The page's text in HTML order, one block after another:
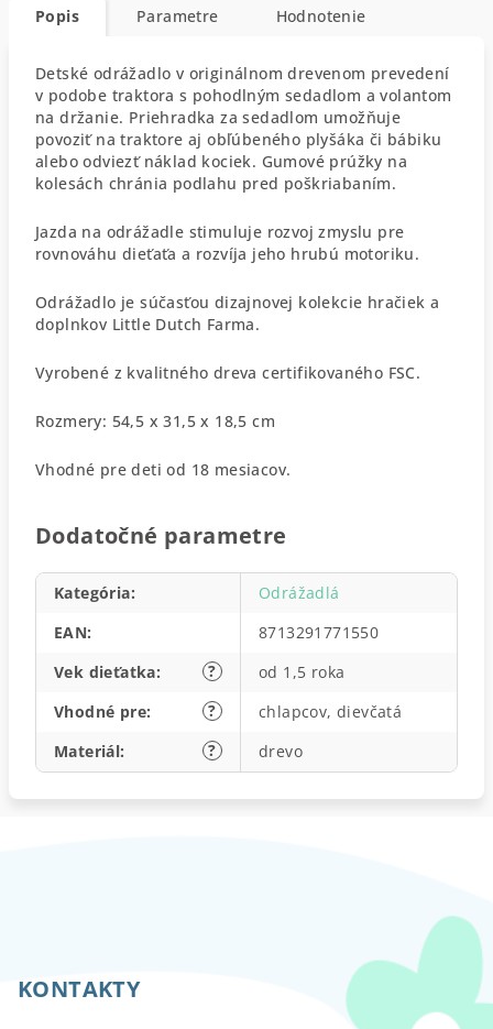
Popis Parametre Hodnotenie
Detské odrážadlo v originálnom drevenom prevedení
v podobe traktora s pohodlným sedadlom a volantom
na držanie. Priehradka za sedadlom umožňuje
povoziť na traktore aj obľúbeného plyšáka či bábiku
alebo odviezť náklad kociek. Gumové prúžky na
kolesách chránia podlahu pred poškriabaním.
Jazda na odrážadle stimuluje rozvoj zmyslu pre
rovnováhu dieťaťa a rozvíja jeho hrubú motoriku.
Odrážadlo je súčasťou dizajnovej kolekcie hračiek a
doplnkov Little Dutch Farma.
Vyrobené z kvalitného dreva certifikovaného FSC.
Rozmery: 54,5 x 31,5 x 18,5 cm
Vhodné pre deti od 18 mesiacov.
Dodatočné parametre
Kategória:
Odrážadlá
EAN:
8713291771550
?
Vek dieťatka:
od 1,5 roka
?
Vhodné pre:
chlapcov, dievčatá
?
Materiál: drevo
KONTAKTY